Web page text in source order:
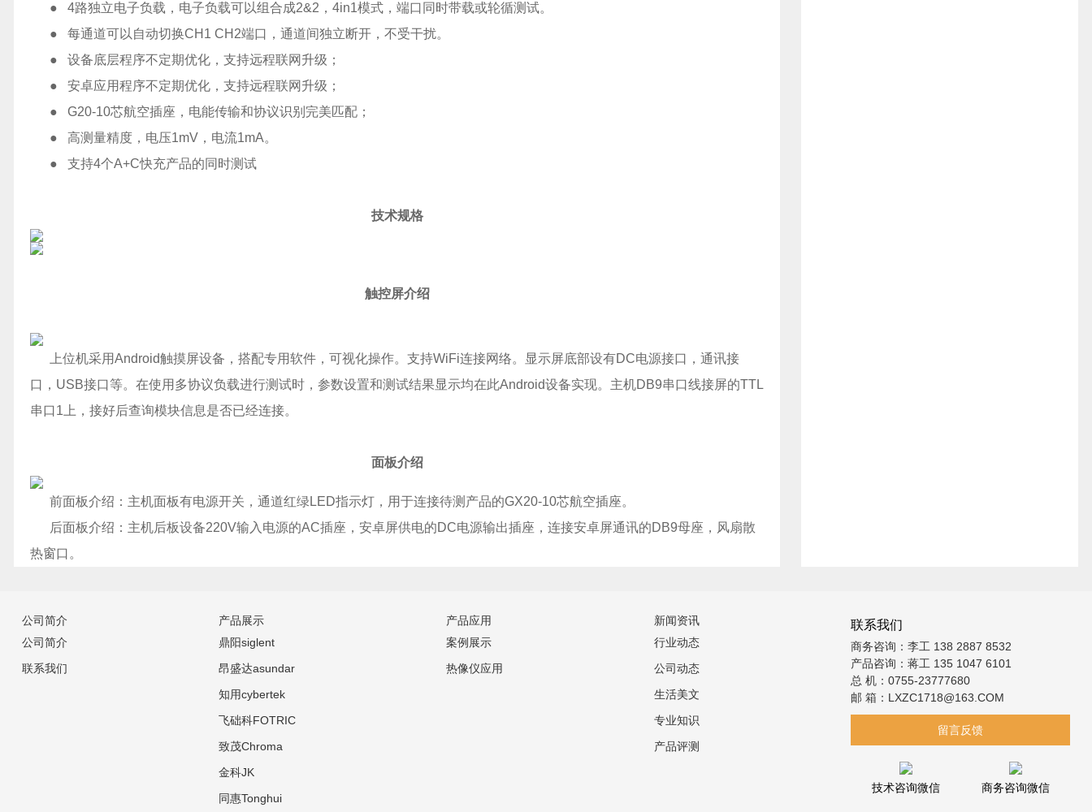
● 4路独立电子负载，电子负载可以组合成2&2，4in1模式，端口同时带载或轮循测试。
● 每通道可以自动切换CH1 CH2端口，通道间独立断开，不受干扰。
● 设备底层程序不定期优化，支持远程联网升级；
● 安卓应用程序不定期优化，支持远程联网升级；
● G20-10芯航空插座，电能传输和协议识别完美匹配；
● 高测量精度，电压1mV，电流1mA。
● 支持4个A+C快充产品的同时测试
技术规格
触控屏介绍
上位机采用Android触摸屏设备，搭配专用软件，可视化操作。支持WiFi连接网络。显示屏底部设有DC电源接口，通讯接
口，USB接口等。在使用多协议负载进行测试时，参数设置和测试结果显示均在此Android设备实现。主机DB9串口线接屏的TTL
串口1上，接好后查询模块信息是否已经连接。
面板介绍
前面板介绍：主机面板有电源开关，通道红绿LED指示灯，用于连接待测产品的GX20-10芯航空插座。
后面板介绍：主机后板设备220V输入电源的AC插座，安卓屏供电的DC电源输出插座，连接安卓屏通讯的DB9母座，风扇散
热窗口。
公司简介
公司简介
联系我们
产品展示
鼎阳siglent
昂盛达asundar
知用cybertek
飞础科FOTRIC
致茂Chroma
金科JK
同惠Tonghui
产品应用
案例展示
热像仪应用
新闻资讯
行业动态
公司动态
生活美文
专业知识
产品评测
联系我们
商务咨询：李工 138 2887 8532
产品咨询：蒋工 135 1047 6101
总 机：0755-23777680
邮 箱：LXZC1718@163.COM
留言反馈
技术咨询微信 商务咨询微信